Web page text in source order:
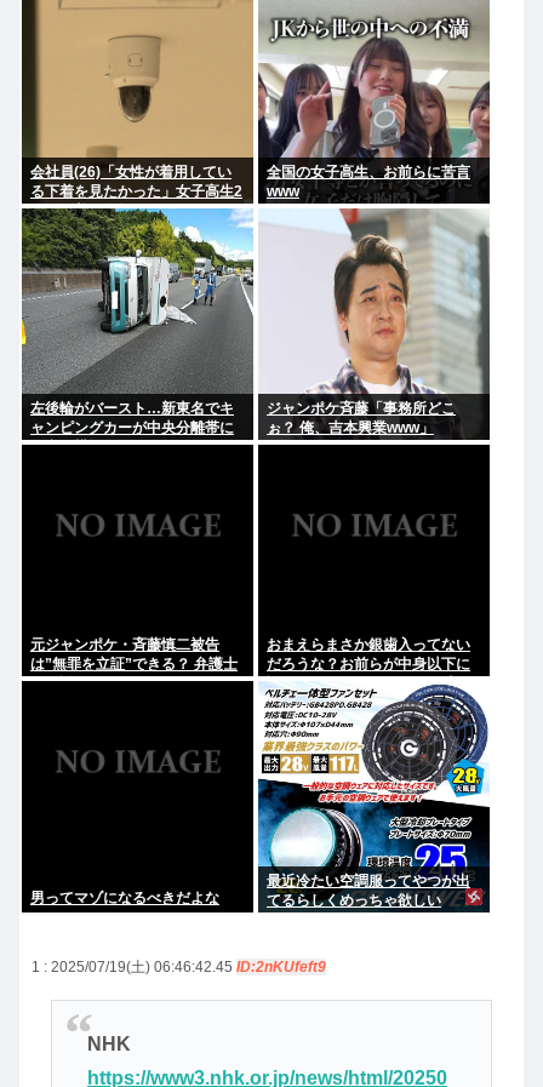
ことになった理由
会社員(26)「女性が着用してい
る下着を見たかった」女子高生2
人の下着を盗撮
全国の女子高生、お前らに苦言
www
左後輪がバースト…新東名でキ
ャンピングカーが中央分離帯に
衝突し横転
ジャンポケ斉藤「事務所どこ
ぉ？ 俺、吉本興業www」
元ジャンポケ・斉藤慎二被告
は”無罪を立証”できる？ 弁護士
が解説
おまえらまさか銀歯入ってない
だろうな？お前らが中身以下に
評価される原因は口開けた時に
見える銀歯
男ってマゾになるべきだよな
最近冷たい空調服ってやつが出
てるらしくめっちゃ欲しい
1 : 2025/07/19(土) 06:46:42.45 ID:2nKUfeft9
NHK
https://www3.nhk.or.jp/news/html/20250